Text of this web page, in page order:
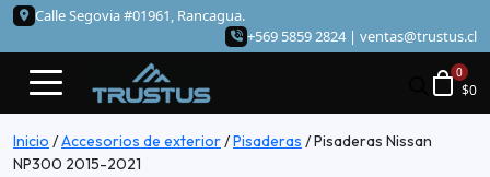
Calle Segovia #01961, Rancagua.
+569 5859 2824 | ventas@trustus.cl
$0
Inicio /Accesorios de exterior/Pisaderas /Pisaderas Nissan
NP300 2015-2021